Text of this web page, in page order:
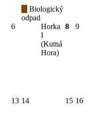
6
Biologický
odpad
Horka
I
(Kutná
Hora)
8 9
13 14 15 16